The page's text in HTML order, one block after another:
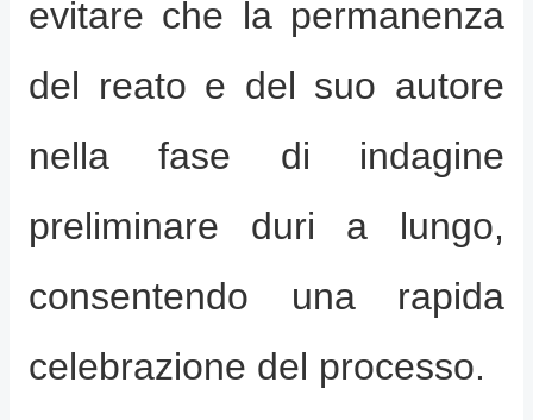
evitare che la permanenza
del reato e del suo autore
nella fase di indagine
preliminare duri a lungo,
consentendo una rapida
celebrazione del processo.